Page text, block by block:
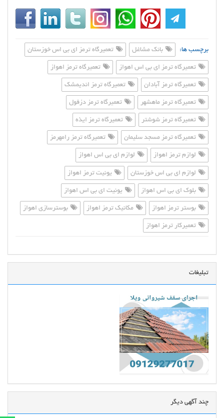
برچسب ها: بانک مشاغل تعمیرگاه ترمز ای بی اس خوزستان
تعمیرگاه ترمز ای بی اس اهواز تعمیرگاه ترمز اهواز
تعمیرگاه ترمز آبادان تعمیرگاه ترمز اندیمشک
تعمیرگاه ترمز ماهشهر تعمیرگاه ترمز دزفول
تعمیرگاه ترمز شوشتر تعمیرگاه ترمز ایذه
تعمیرگاه ترمز مسجد سلیمان تعمیرگاه ترمز رامهرمز
لوازم ترمز اهواز لوازم ای بی اس اهواز
لوازم ای بی اس خوزستان یونیت ترمز اهواز
بلوک ای بی اس اهواز یونیت ای بی اس اهواز
بوستر ترمز اهواز مکانیک ترمز اهواز بوسترسازی اهواز
تعمیرکار ترمز اهواز
تبلیغات
چند آگهی دیگر